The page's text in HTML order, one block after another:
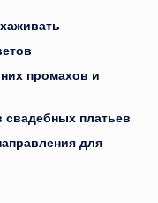
промахов и
платьев
для